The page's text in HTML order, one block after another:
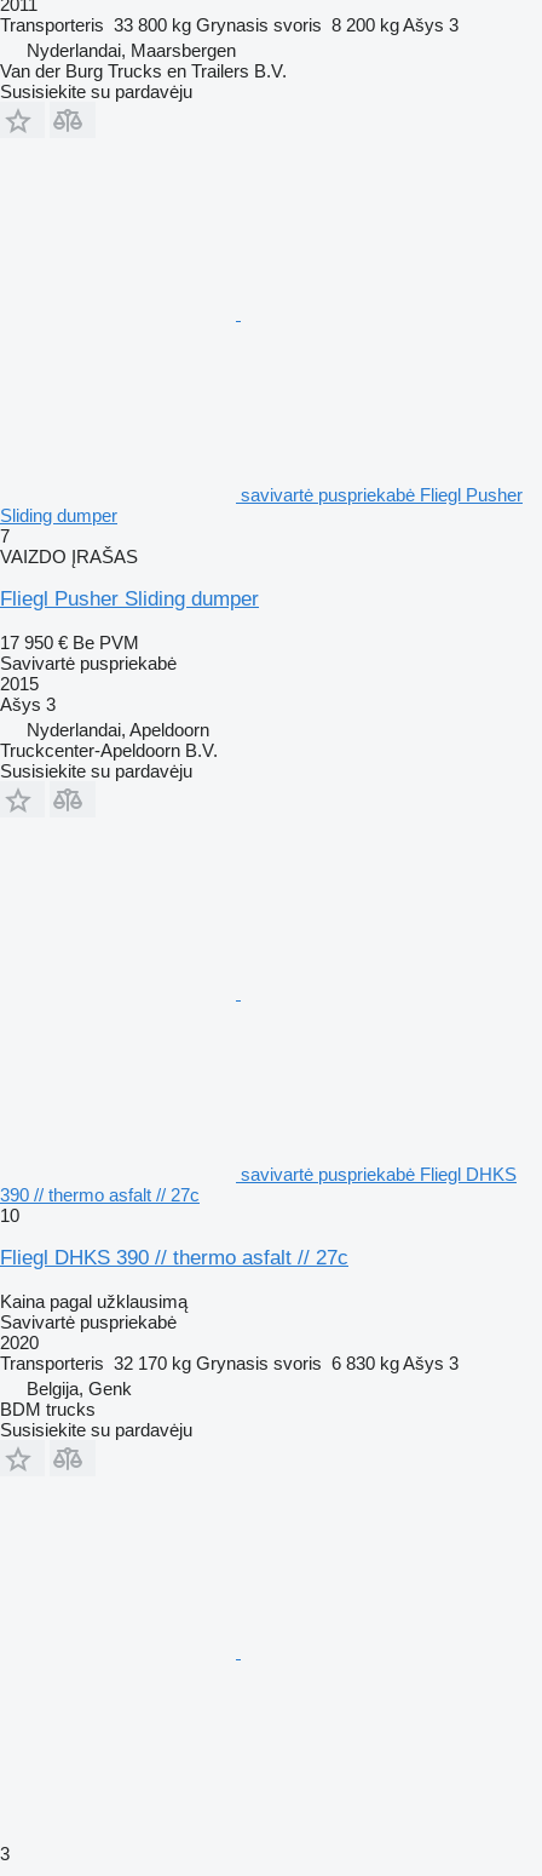
Transporteris 33 800 kg Grynasis svoris 8 200 kgAšys 3
Nyderlandai, Maarsbergen
Van der Burg Trucks en Trailers B.V.
Susisiekite su pardavėju
savivartė puspriekabė Fliegl Pusher
Sliding dumper
7
VAIZDO ĮRAŠAS
Fliegl Pusher Sliding dumper
17 950 € Be PVM
Savivartė puspriekabė
2015
Ašys 3
Nyderlandai, Apeldoorn
Truckcenter-Apeldoorn B.V.
Susisiekite su pardavėju
savivartė puspriekabė Fliegl DHKS
390 // thermo asfalt // 27c
10
Fliegl DHKS 390 // thermo asfalt // 27c
Kaina pagal užklausimą
Savivartė puspriekabė
2020
Transporteris 32 170 kg Grynasis svoris 6 830 kgAšys 3
Belgija, Genk
BDM trucks
Susisiekite su pardavėju
3